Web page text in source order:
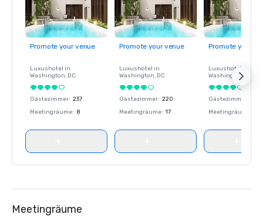
Promote your venue
Luxushotel in
Washington, DC
Gästezimmer: 237
Meetingräume: 8
Promote your venue
Luxushotel in
Washington, DC
Gästezimmer: 220
Meetingräume: 17
Promote your
Luxushotel in
Washington
Gästezimmer
Meetingräume
Meetingräume